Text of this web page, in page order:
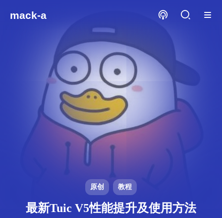
mack-a
原创 教程
最新Tuic V5性能提升及使用方法